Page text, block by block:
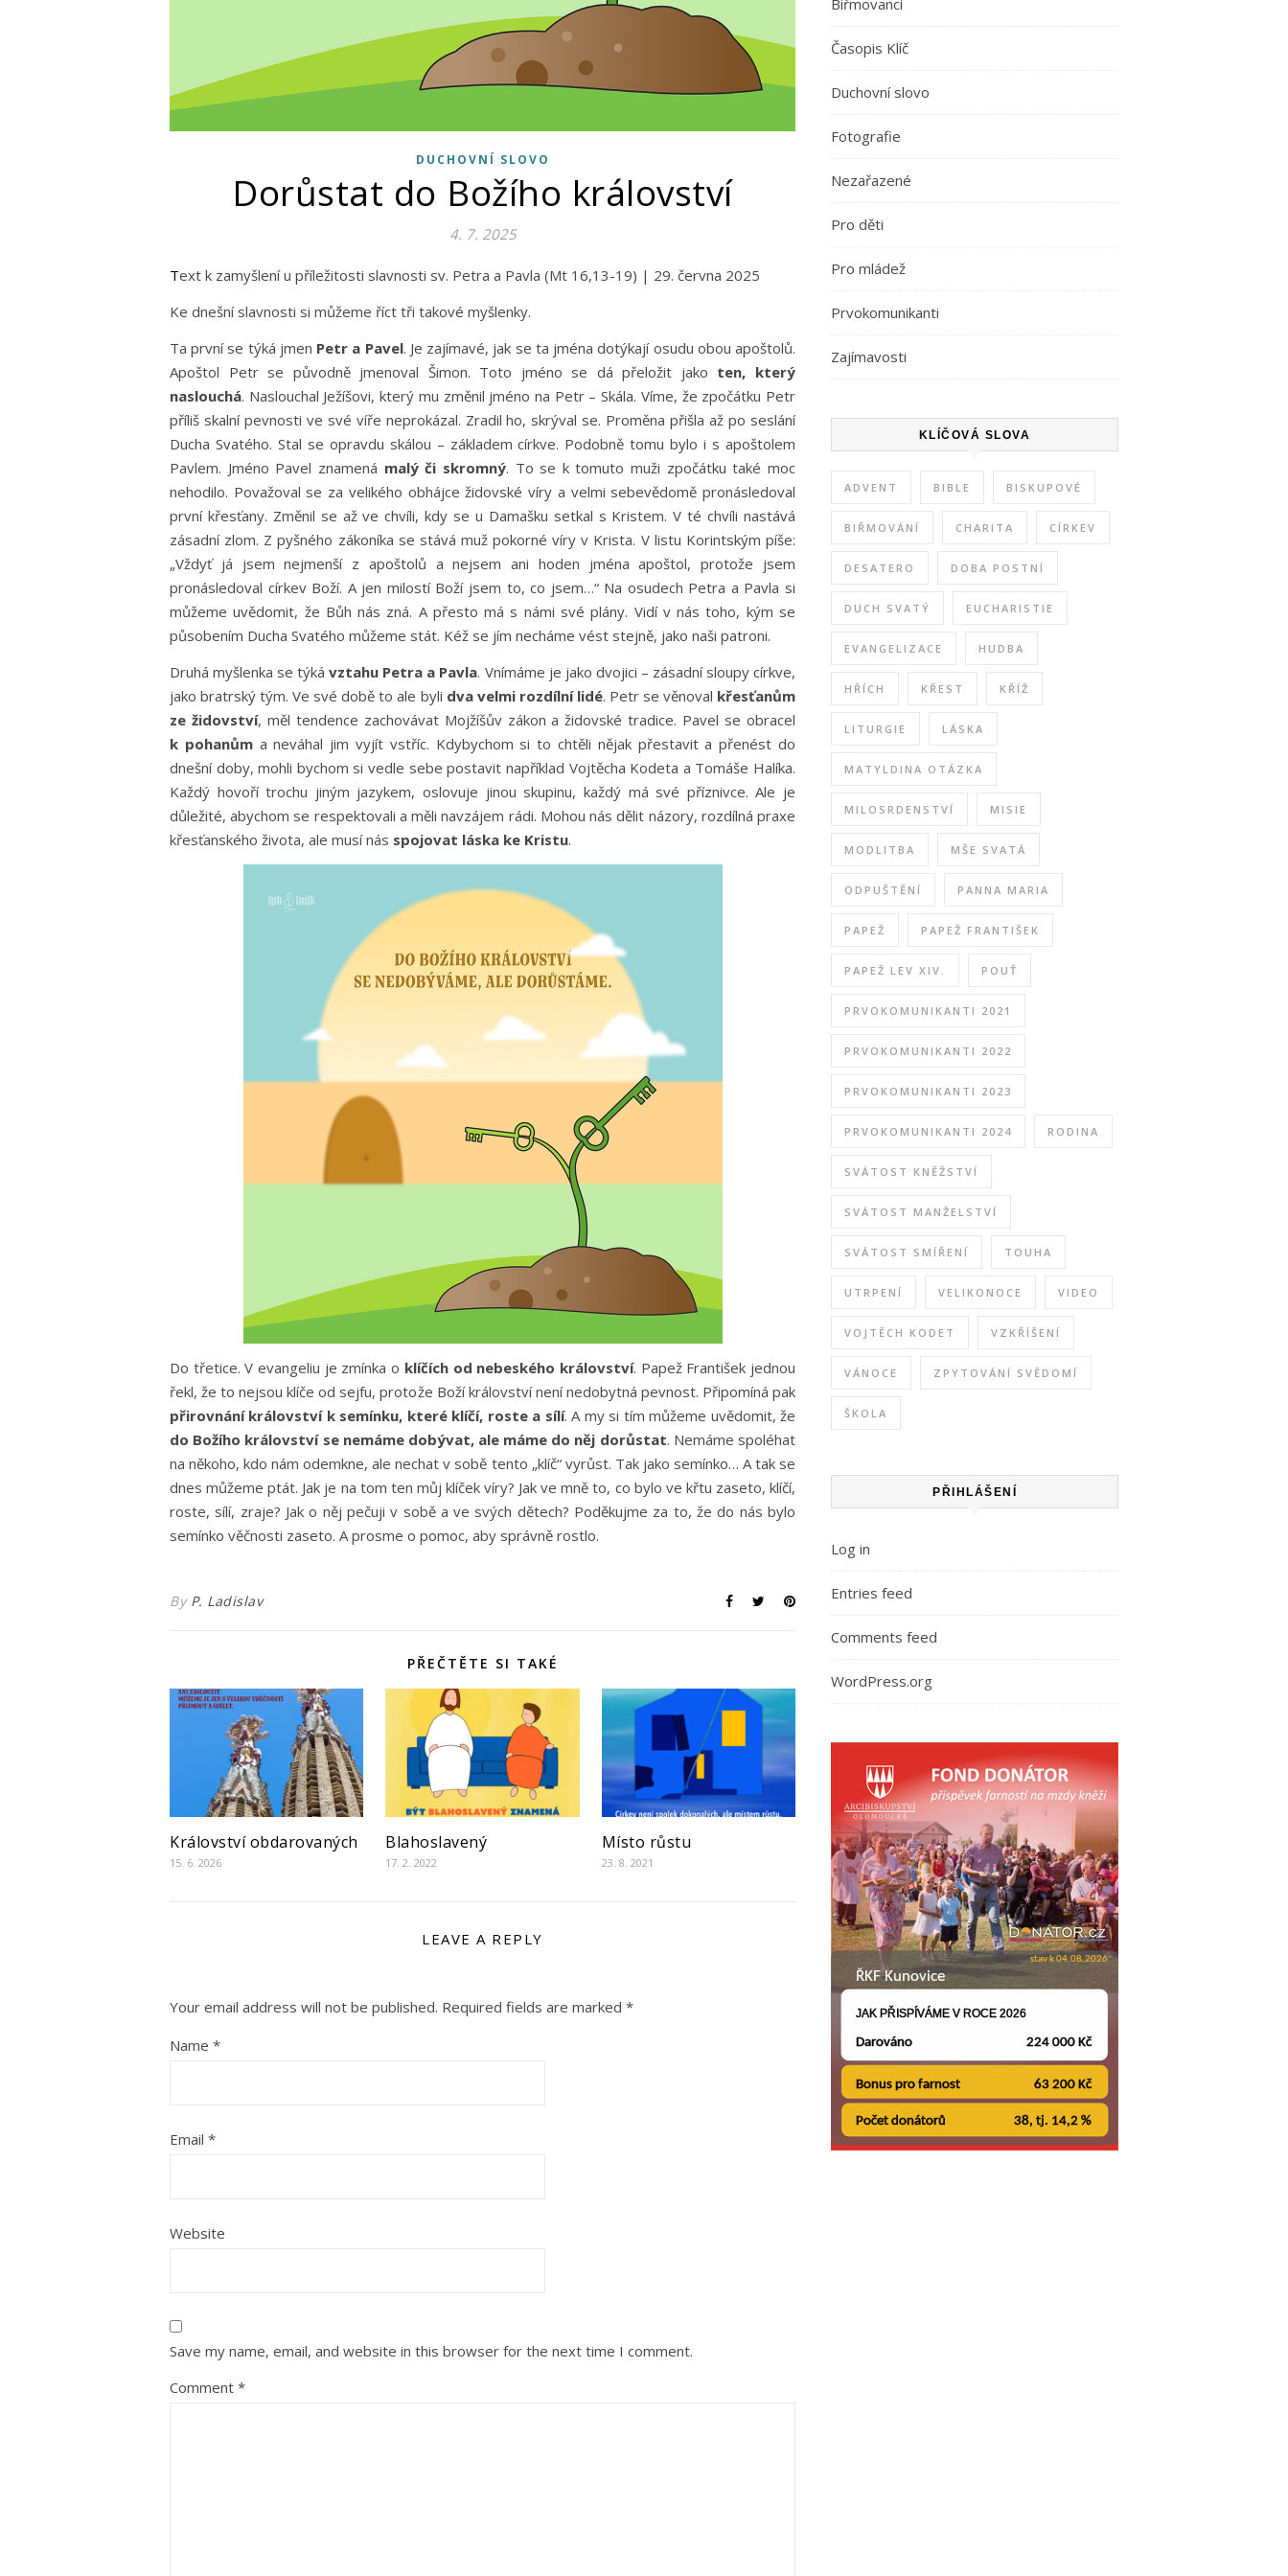
DUCHOVNÍ SLOVO
Dorůstat do Božího království
4. 7. 2025
Text k zamyšlení u příležitosti slavnosti sv. Petra a Pavla (Mt 16,13-19) | 29. června 2025
Ke dnešní slavnosti si můžeme říct tři takové myšlenky.
Ta první se týká jmen Petr a Pavel. Je zajímavé, jak se ta jména dotýkají osudu obou apoštolů.
Apoštol Petr se původně jmenoval Šimon. Toto jméno se dá přeložit jako ten, který
naslouchá. Naslouchal Ježíšovi, který mu změnil jméno na Petr – Skála. Víme, že zpočátku Petr
příliš skalní pevnosti ve své víře neprokázal. Zradil ho, skrýval se. Proměna přišla až po seslání
Ducha Svatého. Stal se opravdu skálou – základem církve. Podobně tomu bylo i s apoštolem
Pavlem. Jméno Pavel znamená malý či skromný. To se k tomuto muži zpočátku také moc
nehodilo. Považoval se za velikého obhájce židovské víry a velmi sebevědomě pronásledoval
první křesťany. Změnil se až ve chvíli, kdy se u Damašku setkal s Kristem. V té chvíli nastává
zásadní zlom. Z pyšného zákoníka se stává muž pokorné víry v Krista. V listu Korintským píše:
„Vždyť já jsem nejmenší z apoštolů a nejsem ani hoden jména apoštol, protože jsem
pronásledoval církev Boží. A jen milostí Boží jsem to, co jsem…“ Na osudech Petra a Pavla si
můžeme uvědomit, že Bůh nás zná. A přesto má s námi své plány. Vidí v nás toho, kým se
působením Ducha Svatého můžeme stát. Kéž se jím necháme vést stejně, jako naši patroni.
Druhá myšlenka se týkávztahu Petra a Pavla. Vnímáme je jako dvojici – zásadní sloupy církve,
jako bratrský tým. Ve své době to ale byli dva velmi rozdílní lidé. Petr se věnoval křesťanům
ze židovství, měl tendence zachovávat Mojžíšův zákon a židovské tradice. Pavel se obracel
k pohanůma neváhal jim vyjít vstříc. Kdybychom si to chtěli nějak přestavit a přenést do
dnešní doby, mohli bychom si vedle sebe postavit například Vojtěcha Kodeta a Tomáše Halíka.
Každý hovoří trochu jiným jazykem, oslovuje jinou skupinu, každý má své příznivce. Ale je
důležité, abychom se respektovali a měli navzájem rádi. Mohou nás dělit názory, rozdílná praxe
křesťanského života, ale musí nás spojovat láska ke Kristu.
Do třetice. V evangeliu je zmínka o klíčích od nebeského království. Papež František jednou
řekl, že to nejsou klíče od sejfu, protože Boží království není nedobytná pevnost. Připomíná pak
přirovnání království k semínku, které klíčí, roste a sílí. A my si tím můžeme uvědomit, že
do Božího království se nemáme dobývat, ale máme do něj dorůstat. Nemáme spoléhat
na někoho, kdo nám odemkne, ale nechat v sobě tento „klíč“ vyrůst. Tak jako semínko… A tak se
dnes můžeme ptát. Jak je na tom ten můj klíček víry? Jak ve mně to, co bylo ve křtu zaseto, klíčí,
roste, sílí, zraje? Jak o něj pečuji v sobě a ve svých dětech? Poděkujme za to, že do nás bylo
semínko věčnosti zaseto. A prosme o pomoc, aby správně rostlo.
By P. Ladislav
PŘEČTĚTE SI TAKÉ
Království obdarovaných
15. 6. 2026
Blahoslavený
17. 2. 2022
Místo růstu
23. 8. 2021
LEAVE A REPLY
Your email address will not be published. Required fields are marked *
Name *
Email *
Website
Save my name, email, and website in this browser for the next time I comment.
Comment *
Časopis Klíč
Duchovní slovo
Fotografie
Nezařazené
Pro děti
Pro mládež
Prvokomunikanti
Zajímavosti
KLÍČOVÁ SLOVA
ADVENT BIBLE BISKUPOVÉ
BIŘMOVÁNÍ CHARITA CÍRKEV
DESATERO DOBA POSTNÍ
DUCH SVATÝ EUCHARISTIE
EVANGELIZACE HUDBA
HŘÍCH KŘEST KŘÍŽ
LITURGIE LÁSKA
MATYLDINA OTÁZKA
MILOSRDENSTVÍ MISIE
MODLITBA MŠE SVATÁ
ODPUŠTĚNÍ PANNA MARIA
PAPEŽ PAPEŽ FRANTIŠEK
PAPEŽ LEV XIV. POUŤ
PRVOKOMUNIKANTI 2021
PRVOKOMUNIKANTI 2022
PRVOKOMUNIKANTI 2023
PRVOKOMUNIKANTI 2024 RODINA
SVÁTOST KNĚŽSTVÍ
SVÁTOST MANŽELSTVÍ
SVÁTOST SMÍŘENÍ TOUHA
UTRPENÍ VELIKONOCE VIDEO
VOJTĚCH KODET VZKŘÍŠENÍ
VÁNOCE ZPYTOVÁNÍ SVĚDOMÍ
ŠKOLA
PŘIHLÁŠENÍ
Log in
Entries feed
Comments feed
WordPress.org